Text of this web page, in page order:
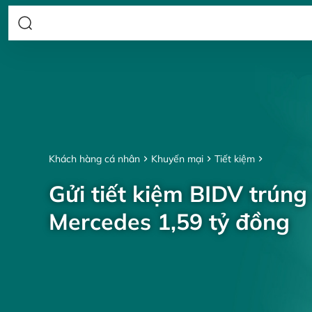
Khách hàng cá nhân Khuyến mại Tiết kiệm
Gửi tiết kiệm BIDV
Mercedes 1,59 tỷ đồng